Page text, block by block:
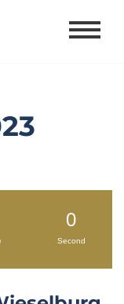
0
Second